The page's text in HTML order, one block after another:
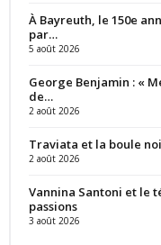
À Bayreuth, le 150e
par…
5 août 2026
George Benjamin : «
de…
2 août 2026
Traviata et la boule
2 août 2026
Vannina Santoni et le
passions
3 août 2026